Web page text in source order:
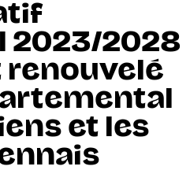
2023/2028
renouvelé
et les